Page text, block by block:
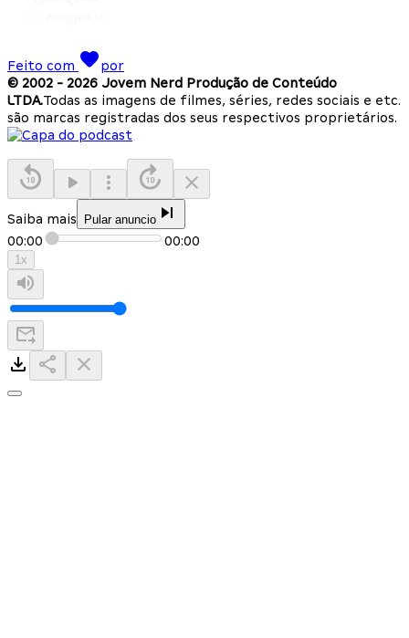
Feito com
por
© 2002 - 2026 Jovem Nerd Produção de Conteúdo
LTDA.Todas as imagens de filmes, séries, redes sociais e etc.
são marcas registradas dos seus respectivos proprietários.
Saiba mais Pular anuncio
00:00 00:00
1x